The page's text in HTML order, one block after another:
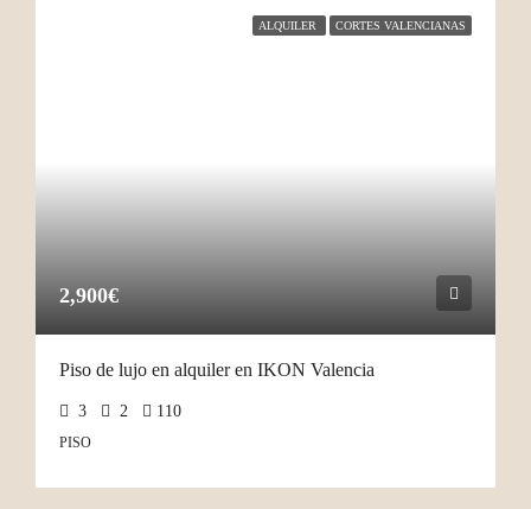
ALQUILER CORTES VALENCIANAS
2,900€
Piso de lujo en alquiler en IKON Valencia
3 2 110
PISO